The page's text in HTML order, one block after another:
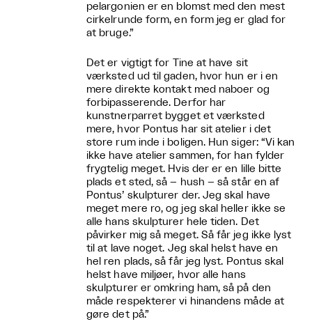
pelargonien er en blomst med den mest
cirkelrunde form, en form jeg er glad for
at bruge.”
Det er vigtigt for Tine at have sit
værksted ud til gaden, hvor hun er i en
mere direkte kontakt med naboer og
forbipasserende. Derfor har
kunstnerparret bygget et værksted
mere, hvor Pontus har sit atelier i det
store rum inde i boligen. Hun siger: “Vi kan
ikke have atelier sammen, for han fylder
frygtelig meget. Hvis der er en lille bitte
plads et sted, så – hush – så står en af
Pontus’ skulpturer der. Jeg skal have
meget mere ro, og jeg skal heller ikke se
alle hans skulpturer hele tiden. Det
påvirker mig så meget. Så får jeg ikke lyst
til at lave noget. Jeg skal helst have en
hel ren plads, så får jeg lyst. Pontus skal
helst have miljøer, hvor alle hans
skulpturer er omkring ham, så på den
måde respekterer vi hinandens måde at
gøre det på.”